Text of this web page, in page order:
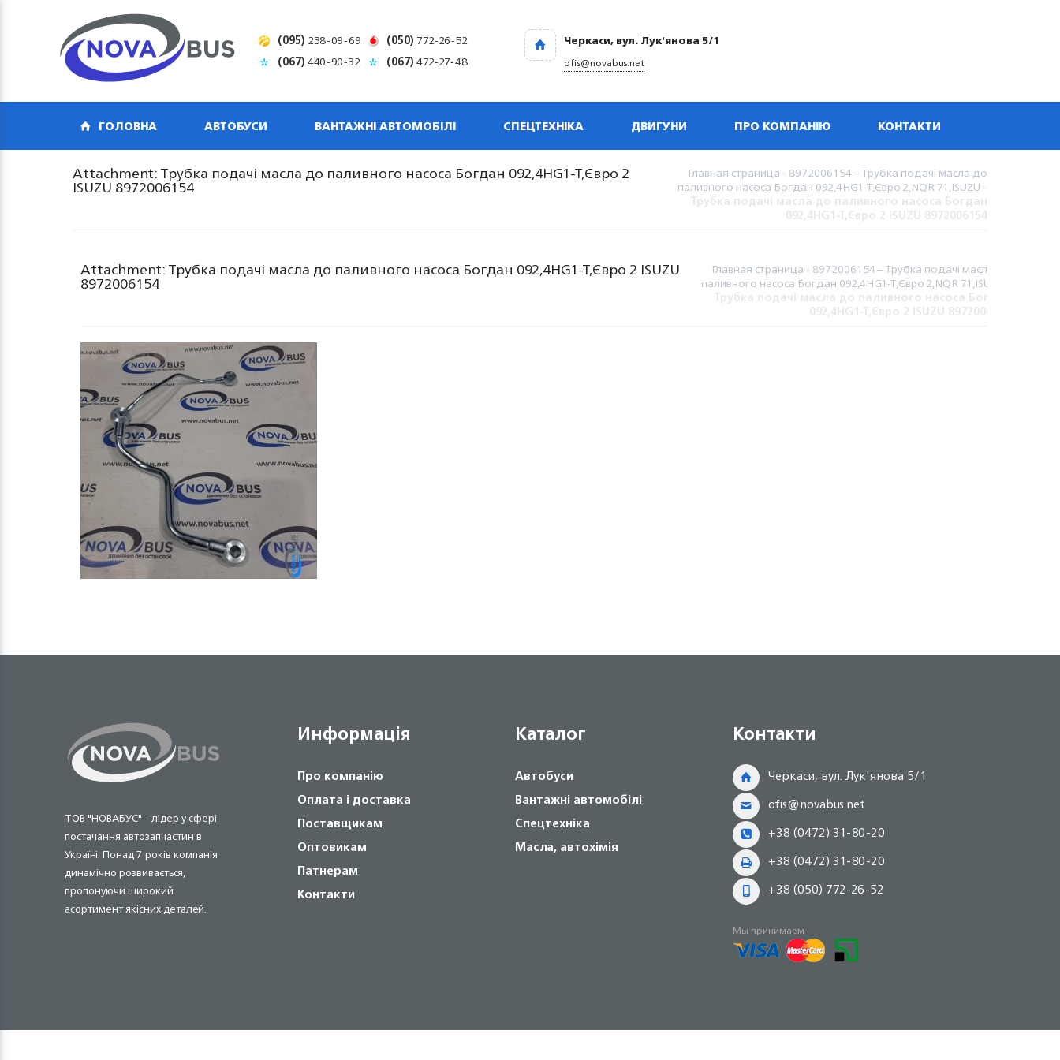
(095) 238-09-69 (050) 772-26-52
(067)440-90-32 (067)472-27-48
Черкаси, вул. Лук'янова 5/1
ofis@novabus.net
ГОЛОВНА АВТОБУСИ ВАНТАЖНІ АВТОМОБІЛІ СПЕЦТЕХНІКА ДВИГУНИ ПРО КОМПАНІЮ КОНТАКТИ
Attachment: Трубка подачі масла до паливного насоса Богдан 092,4HG1-T,Євро 2
ISUZU 8972006154
Главная страница 8972006154 – Трубка подачі масла до
паливного насоса Богдан 092,4HG1-T,Євро 2,NQR 71,ISUZU
Attachment: Трубка подачі масла до паливного насоса Богдан 092,4HG1-T,Євро 2 ISUZU
8972006154
Главная страница 8972006154 – Трубка подачі масла до
паливного насоса Богдан 092,4HG1-T,Євро 2,NQR 71,ISUZU
ТОВ "НОВАБУС" – лідер у сфері
постачання автозапчастин в
Україні. Понад 7 років компанія
динамічно розвивається,
пропонуючи широкий
асортимент якісних деталей.
Информація
Про компанію
Оплата і доставка
Поставщикам
Оптовикам
Патнерам
Контакти
Каталог
Автобуси
Вантажні автомобілі
Спецтехніка
Масла, автохімія
Контакти
Черкаси, вул. Лук'янова 5/1
ofis@novabus.net
+38 (0472) 31-80-20
+38 (0472) 31-80-20
+38 (050) 772-26-52
Мы принимаем